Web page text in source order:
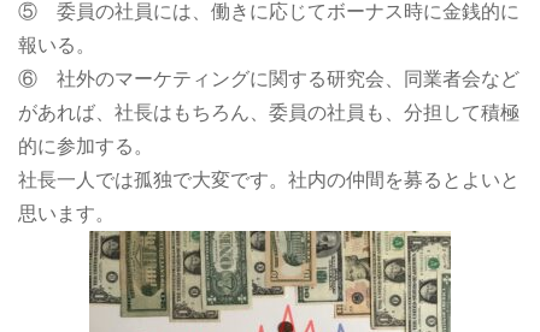
⑤ 委員の社員には、働きに応じてボーナス時に金銭的に
報いる。
⑥ 社外のマーケティングに関する研究会、同業者会など
があれば、社長はもちろん、委員の社員も、分担して積極
的に参加する。
社長一人では孤独で大変です。社内の仲間を募るとよいと
思います。